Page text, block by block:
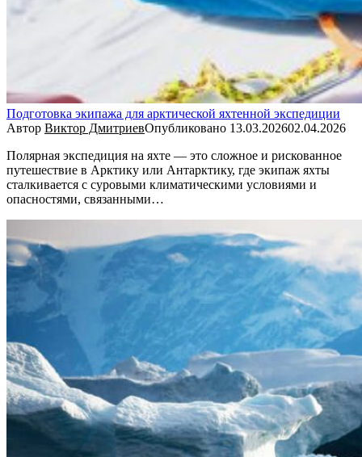
Подготовка экипажа для арктической яхтенной экспедиции
Автор Виктор ДмитриевОпубликовано 13.03.202602.04.2026
Полярная экспедиция на яхте — это сложное и рискованное
путешествие в Арктику или Антарктику, где экипаж яхты
сталкивается с суровыми климатическими условиями и
опасностями, связанными…